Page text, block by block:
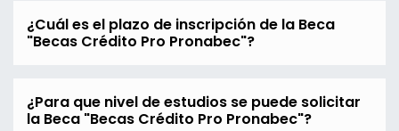
¿Cuál es el plazo de inscripción de la Beca
"Becas Crédito Pro Pronabec"?
¿Para que nivel de estudios se puede solicitar
la Beca "Becas Crédito Pro Pronabec"?